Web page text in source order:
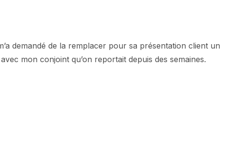
demandé de la remplacer pour sa présentation client un
mon conjoint qu’on reportait depuis des semaines.